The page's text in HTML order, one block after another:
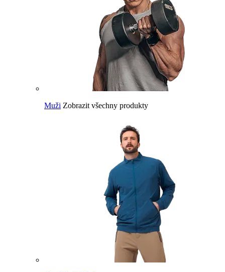
Muži Zobrazit všechny produkty